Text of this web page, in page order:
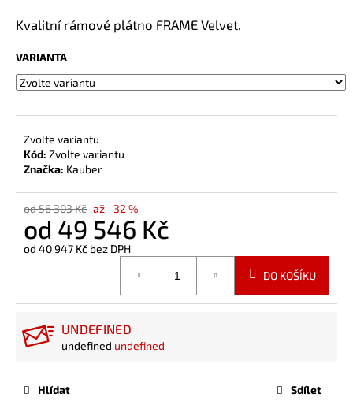
Kvalitní rámové plátno FRAME Velvet.
VARIANTA
Zvolte variantu
Kód: Zvolte variantu
Značka: Kauber
od 56 303 Kč až –32 %
od 49 546 Kč
od 40 947 Kč bez DPH
DO KOŠÍKU
UNDEFINED
undefined undefined
Hlídat Sdílet
a
í
t